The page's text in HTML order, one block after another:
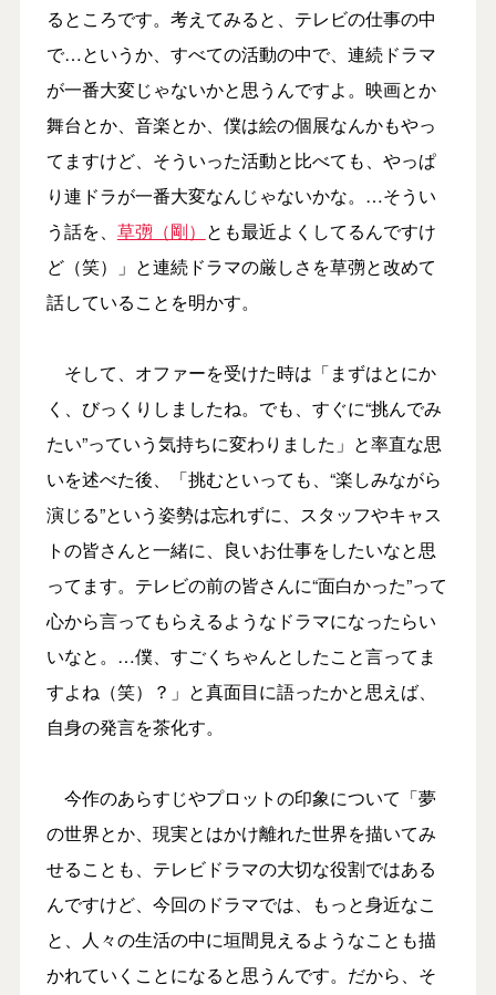
るところです。考えてみると、テレビの仕事の中
で…というか、すべての活動の中で、連続ドラマ
が一番大変じゃないかと思うんですよ。映画とか
舞台とか、音楽とか、僕は絵の個展なんかもやっ
てますけど、そういった活動と比べても、やっぱ
り連ドラが一番大変なんじゃないかな。…そうい
う話を、 草彅（剛） とも最近よくしてるんですけ
ど（笑）」と連続ドラマの厳しさを草彅と改めて
話していることを明かす。
そして、オファーを受けた時は「まずはとにか
く、びっくりしましたね。でも、すぐに“挑んでみ
たい”っていう気持ちに変わりました」と率直な思
いを述べた後、「挑むといっても、“楽しみながら
演じる”という姿勢は忘れずに、スタッフやキャス
トの皆さんと一緒に、良いお仕事をしたいなと思
ってます。テレビの前の皆さんに“面白かった”って
心から言ってもらえるようなドラマになったらい
いなと。…僕、すごくちゃんとしたこと言ってま
すよね（笑）？」と真面目に語ったかと思えば、
自身の発言を茶化す。
今作のあらすじやプロットの印象について「夢
の世界とか、現実とはかけ離れた世界を描いてみ
せることも、テレビドラマの大切な役割ではある
んですけど、今回のドラマでは、もっと身近なこ
と、人々の生活の中に垣間見えるようなことも描
かれていくことになると思うんです。だから、そ